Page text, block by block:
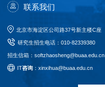
联系我们
北京市海淀区公司路37号新主楼C座
研究生招生电话： 010-82339380
招生信箱：softzhaosheng@buaa.edu.cn
IT咨询：xinxihua@buaa.edu.cn